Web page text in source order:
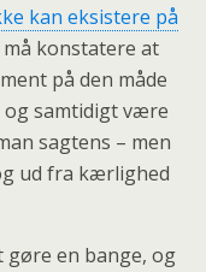
kan eksistere på
må konstatere at
på den måde
og samtidigt være
sagtens – men
ud fra kærlighed
en bange, og